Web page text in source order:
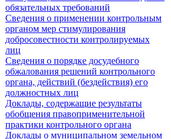
обязательных требований
Сведения о применении контрольным
органом мер стимулирования
добросовестности контролируемых
лиц
Сведения о порядке досудебного
обжалования решений контрольного
органа, действий (бездействия) его
должностных лиц
Доклады, содержащие результаты
обобщения правоприменительной
практики контрольного органа
Доклады о муниципальном земельном